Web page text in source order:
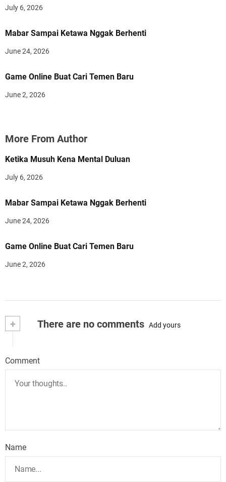
July 6, 2026
Mabar Sampai Ketawa Nggak Berhenti
June 24, 2026
Game Online Buat Cari Temen Baru
June 2, 2026
More From Author
Ketika Musuh Kena Mental Duluan
July 6, 2026
Mabar Sampai Ketawa Nggak Berhenti
June 24, 2026
Game Online Buat Cari Temen Baru
June 2, 2026
+ There are no comments Add yours
Comment
Name